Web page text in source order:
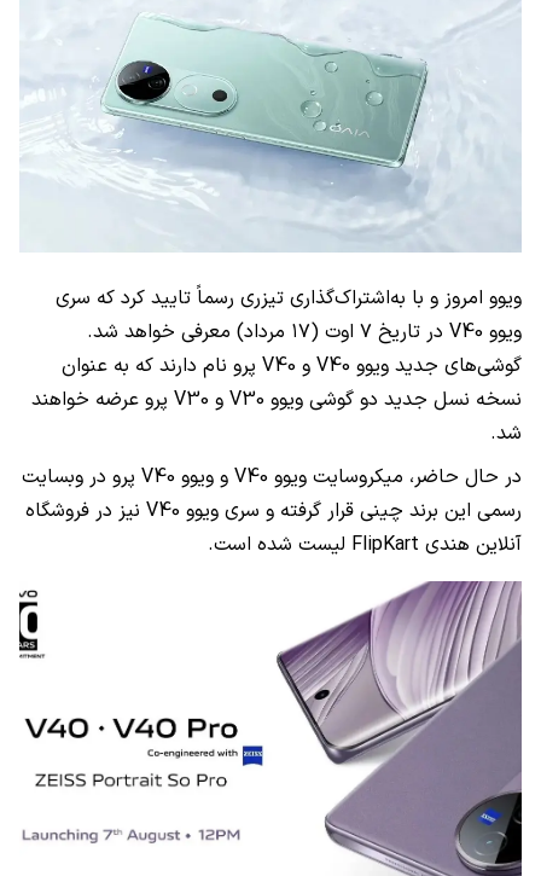
ویوو امروز و با به‌اشتراک‌گذاری تیزری رسماً تایید کرد که سری
ویوو V40 در تاریخ ۷ اوت (۱۷ مرداد) معرفی خواهد شد.
گوشی‌های جدید ویوو V40 و V40 پرو نام دارند که به عنوان
نسخه نسل جدید دو گوشی ویوو V30 و V30 پرو عرضه خواهند
شد.
در حال حاضر، میکروسایت ویوو V40 و ویوو V40 پرو در وبسایت
رسمی این برند چینی قرار گرفته و سری ویوو V40 نیز در فروشگاه
آنلاین هندی FlipKart لیست شده است.